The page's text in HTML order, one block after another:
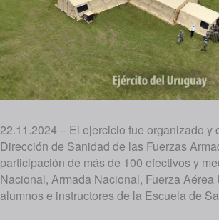
22.11.2024 – El ejercicio fue organizado y
Dirección de Sanidad de las Fuerzas
participación de más de 100 efectivos y
Nacional, Armada Nacional, Fuerza Aérea
alumnos e instructores de la Escuela de